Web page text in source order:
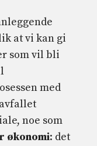
at vi kan gi
som vil bli
med
noe som
økonomi: det